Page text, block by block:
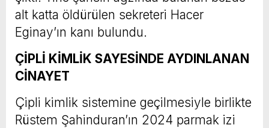
alt katta öldürülen sekreteri Hacer
Eginay’ın kanı bulundu.
ÇİPLİ KİMLİK SAYESİNDE AYDINLANAN
CİNAYET
Çipli kimlik sistemine geçilmesiyle birlikte
Rüstem Şahinduran’ın 2024 parmak izi